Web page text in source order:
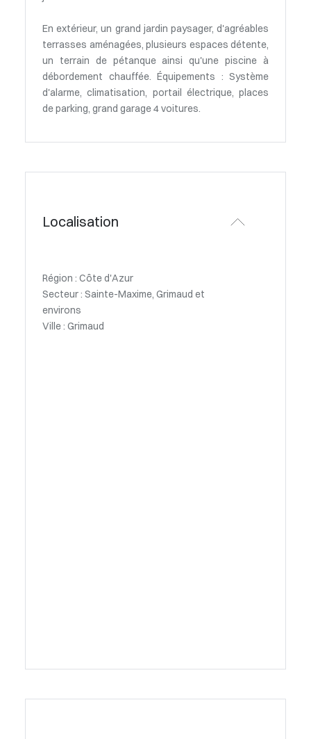
En extérieur, un grand jardin paysager, d'agréables
terrasses aménagées, plusieurs espaces détente,
un terrain de pétanque ainsi qu'une piscine à
débordement chauffée. Équipements : Système
d'alarme, climatisation, portail électrique, places
de parking, grand garage 4 voitures.
Localisation
Région : Côte d'Azur
Secteur : Sainte-Maxime, Grimaud et
environs
Ville : Grimaud